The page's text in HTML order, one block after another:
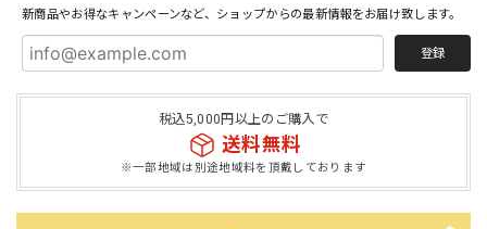
新商品やお得なキャンペーンなど、ショップからの最新情報をお届け致します。
登録
税込5,000円以上のご購入で
送料無料
※一部地域は別途地域料を頂戴しております